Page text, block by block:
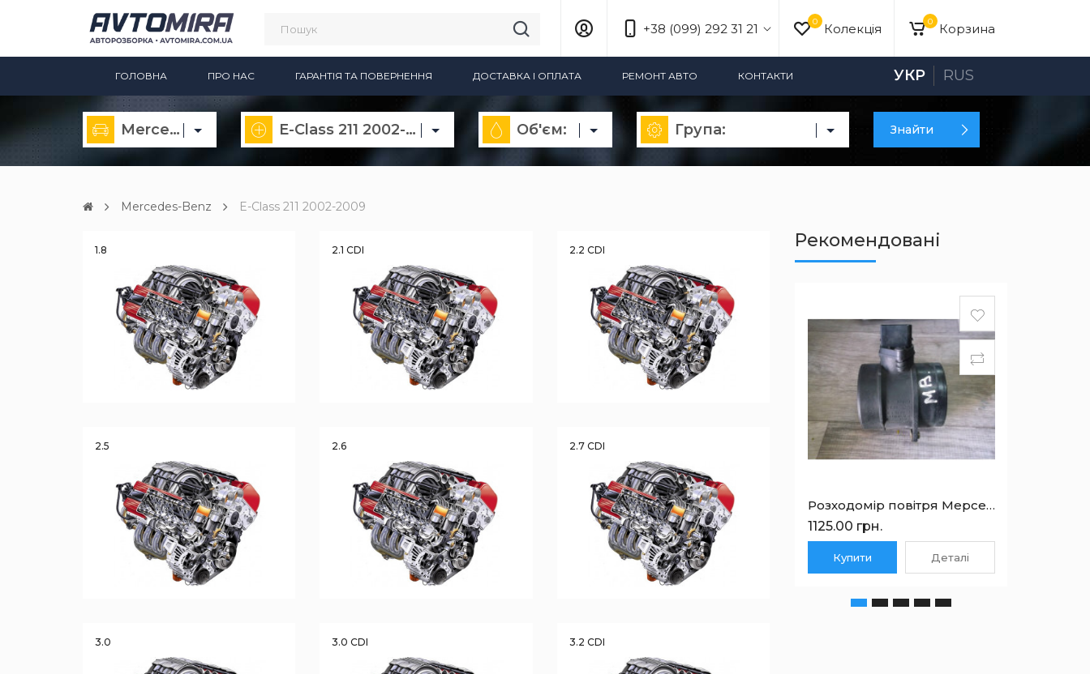
0 Корзина
+38 (099) 292 31 21 0 Колекція
ГОЛОВНА ПРО НАС ГАРАНТІЯ ТА ПОВЕРНЕННЯ ДОСТАВКА І ОПЛАТА РЕМОНТ АВТО КОНТАКТИ УКР RUS
Mercedes-Benz E-Class 211 2002-2009 Об'єм: Група: Знайти
Mercedes-Benz E-Class 211 2002-2009
1.8 2.1 CDI 2.2 CDI
2.5 2.6 2.7 CDI
3.0 3.0 CDI 3.2 CDI
Рекомендовані
Розходомір повітря Мерседес Бенц E-class W211 A6460940048
1125.00 грн.
Купити Деталі